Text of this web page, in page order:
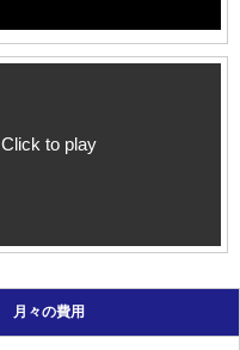
Click to play
月々の費用